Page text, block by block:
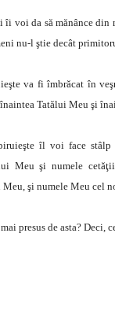
voi da să mănânce din
nu-l ştie decât
va fi îmbrăcat în
Tatălui Meu şi
îl voi face
Meu şi numele
Meu, şi numele Meu cel
presus de asta? Deci,